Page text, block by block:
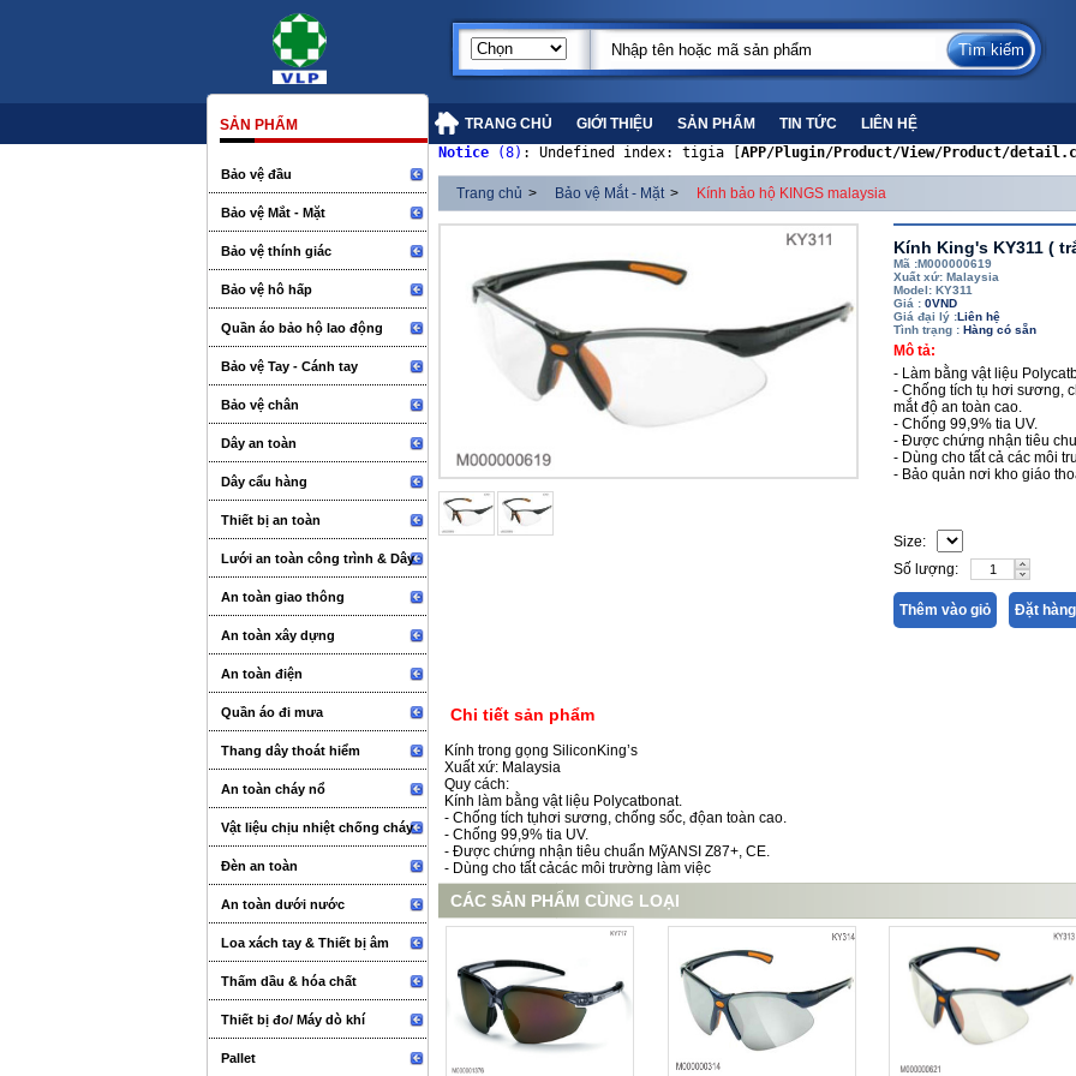
TRANG CHỦ GIỚI THIỆU SẢN PHẨM TIN TỨC LIÊN HỆ
SẢN PHẨM
Bảo vệ đầu
Bảo vệ Mắt - Mặt
Bảo vệ thính giác
Bảo vệ hô hấp
Quần áo bảo hộ lao động
Bảo vệ Tay - Cánh tay
Bảo vệ chân
Dây an toàn
Dây cẩu hàng
Thiết bị an toàn
Lưới an toàn công trình & Dây
An toàn giao thông
An toàn xây dựng
An toàn điện
Quần áo đi mưa
Thang dây thoát hiểm
An toàn cháy nổ
Vật liệu chịu nhiệt chống cháy
Đèn an toàn
An toàn dưới nước
Loa xách tay & Thiết bị âm
thanh sự kiện
Thấm dầu & hóa chất
Thiết bị đo/ Máy dò khí
Pallet
Notice (8) : Undefined index: tigia [ APP/Plugin/Product/View/Product/
Trang chủ > Bảo vệ Mắt - Mặt > Kính bảo hộ KINGS malaysia
Kính King's KY311 (
Mã :M000000619
Xuất xứ: Malaysia
Model: KY311
Giá : 0VND
Giá đại lý :Liên hệ
Tình trạng : Hàng có sẵn
Mô tả:
- Làm bằng vật liệu
- Chống tích tụ hơi sương,
mắt độ an toàn cao.
- Chống 99,9% tia UV.
- Được chứng nhận tiêu
- Dùng cho tất cả các môi
- Bảo quản nơi kho giáo
Size:
Số lượng:
Thêm vào giỏ Đặt hàng
Chi tiết sản phẩm
Kính trong gọng SiliconKing’s
Xuất xứ: Malaysia
Quy cách:
Kính làm bằng vật liệu Polycatbonat.
- Chống tích tụhơi sương, chống sốc, độan toàn cao.
- Chống 99,9% tia UV.
- Được chứng nhận tiêu chuẩn MỹANSI Z87+, CE.
- Dùng cho tất cảcác môi trường làm việc
CÁC SẢN PHẨM CÙNG LOẠI